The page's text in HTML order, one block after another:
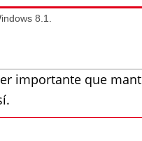
8.1.
importante que